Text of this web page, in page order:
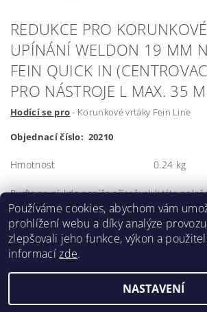
REDUKCE PRO
UPÍNÁNÍ WELDON 19 MM
FEIN QUICK IN
PRO NÁSTROJE L MAX. 35
Hodící se pro- Korunkové vrtáky Fein Line
Objednací číslo: 20210
Hmotnost 0.24 kg
Buďte první, kdo napíše příspěvek k této
Přidat komentář
2026 ©Forsteel.eu, všechna práva vyhrazena
Používáme cookies, abychom vám
prohlížení webu a díky analýze
zlepšovali jeho funkce, výkon a
informacízde.
NASTAVENÍ